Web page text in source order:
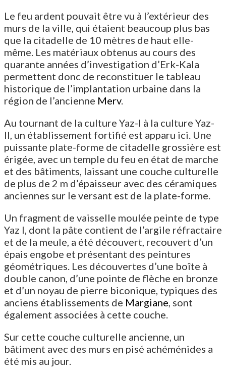
Le feu ardent pouvait être vu à l’extérieur des
murs de la ville, qui étaient beaucoup plus bas
que la citadelle de 10 mètres de haut elle-
même. Les matériaux obtenus au cours des
quarante années d’investigation d’Erk-Kala
permettent donc de reconstituer le tableau
historique de l’implantation urbaine dans la
région de l’ancienne Merv.
Au tournant de la culture Yaz-I à la culture Yaz-
II, un établissement fortifié est apparu ici. Une
puissante plate-forme de citadelle grossière est
érigée, avec un temple du feu en état de marche
et des bâtiments, laissant une couche culturelle
de plus de 2 m d’épaisseur avec des céramiques
anciennes sur le versant est de la plate-forme.
Un fragment de vaisselle moulée peinte de type
Yaz I, dont la pâte contient de l’argile réfractaire
et de la meule, a été découvert, recouvert d’un
épais engobe et présentant des peintures
géométriques. Les découvertes d’une boîte à
double canon, d’une pointe de flèche en bronze
et d’un noyau de pierre biconique, typiques des
anciens établissements de Margiane , sont
également associées à cette couche.
Sur cette couche culturelle ancienne, un
bâtiment avec des murs en pisé achéménides a
été mis au jour.